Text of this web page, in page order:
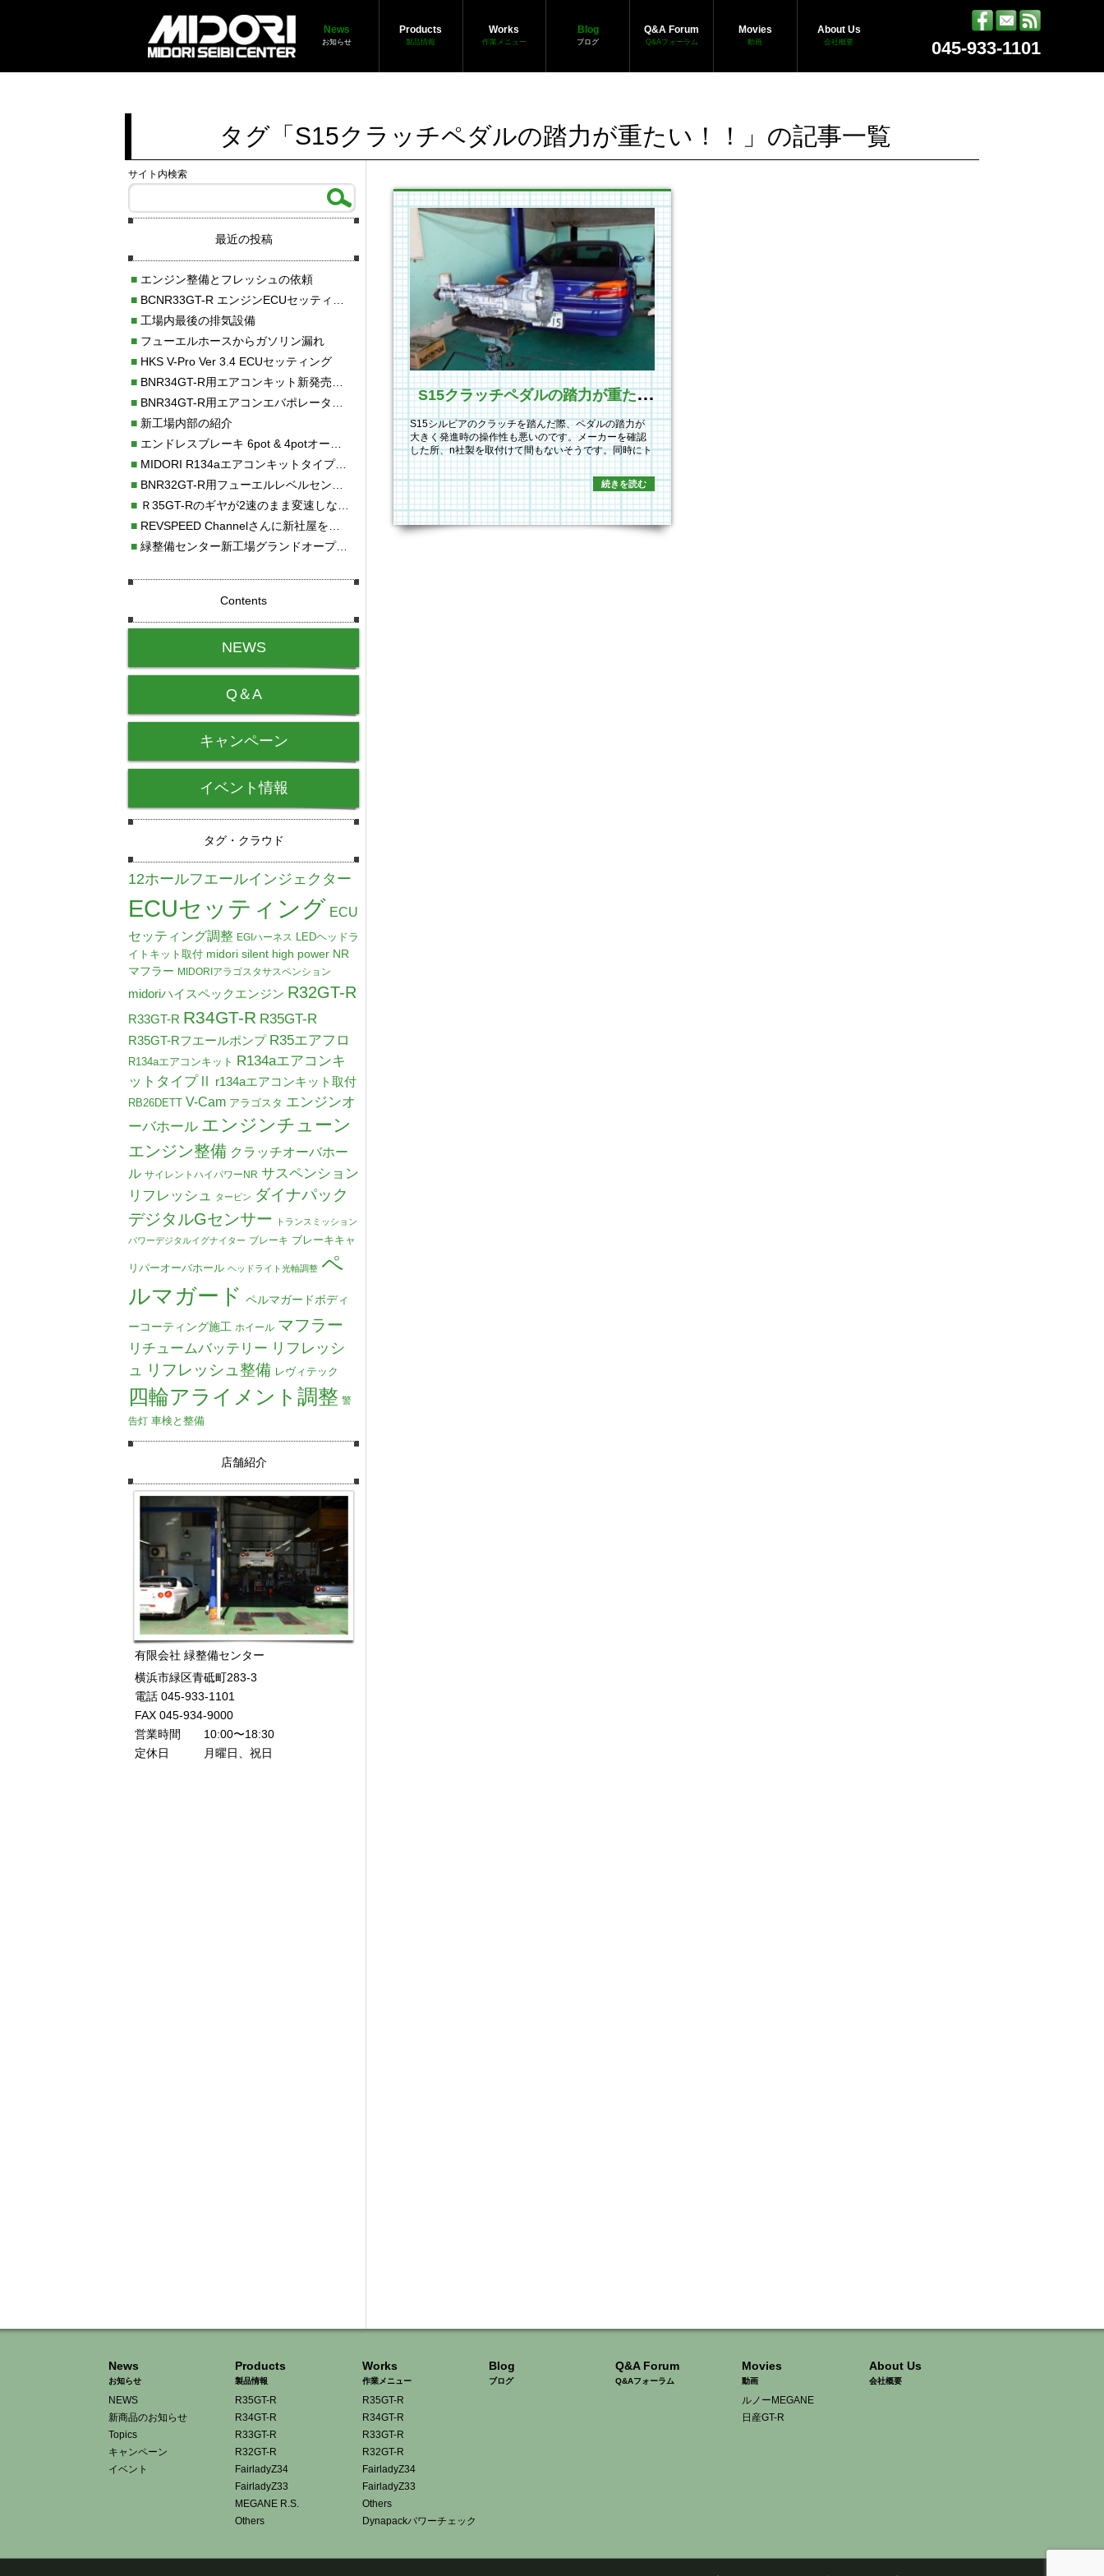
News
お知らせ
Products
製品情報
Works
作業メニュー
Blog
ブログ
Q&A Forum
Q&Aフォーラム
Movies
動画
About Us
会社概要 045-933-1101
タグ「S15クラッチペダルの踏力が重たい！！」の記事一覧
S
15クラッチペダルの踏力が重たい！！
S15シルビアのクラッチを踏んだ際、ペダルの踏力が
大きく発進時の操作性も悪いのです。メーカーを確認
した所、n社製を取付けて間もないそうです。同時にト
ラ…
続きを読む
サイト内検索
最近の投稿
■エンジン整備とフレッシュの依頼
■BCNR33GT-R エンジンECUセッティング調整
■工場内最後の排気設備
■フューエルホースからガソリン漏れ
■HKS V-Pro Ver 3.4 ECUセッティング
■BNR34GT-R用エアコンキット新発売！！
■BNR34GT-R用エアコンエバポレーターを新発売！！
■新工場内部の紹介
■エンドレスブレーキ 6pot & 4potオーバーホール
■MIDORI R134aエアコンキットタイプⅡ取り付け
■BNR32GT-R用フューエルレベルセンサー新発売！！
■Ｒ35GT-Rのギヤが2速のまま変速しない！！
■REVSPEED Channelさんに新社屋を紹介していただきました!!
■緑整備センター新工場グランドオープン・続報
Contents
NEWS
Q＆A
キャンペーン
イベント情報
タグ・クラウド
12ホールフエールインジェクター
ECUセッティング ECU
セッティング調整 EGIハーネス LEDヘッドラ
イトキット取付 midori silent high power NR
マフラー MIDORIアラゴスタサスペンション
midoriハイスペックエンジン R32GT-R
R33GT-R R34GT-R R35GT-R
R35GT-Rフエールポンプ R35エアフロ
R134aエアコンキット R134aエアコンキ
ットタイプⅡ
r134aエアコンキット取付
RB26DETT V-Cam アラゴスタ エンジンオ
ーバホール エンジンチューン
エンジン整備 クラッチオーバホー
ル サイレントハイパワーNR サスペンション
リフレッシュ
タービン ダイナパック
デジタルGセンサー
トランスミッション
パワーデジタルイグナイター ブレーキ ブレーキキャ
リパーオーバホール ヘッドライト光軸調整 ペ
ルマガード ペルマガードボディ
ーコーティング施工 ホイール マフラー
リチュームバッテリー リフレッシ
ュ
リフレッシュ整備 レヴィテック
四輪アライメント調整 警
告灯 車検と整備
店舗紹介
有限会社 緑整備センター
横浜市緑区青砥町283-3
電話 045-933-1101
FAX 045-934-9000
営業時間 10:00〜18:30
定休日 月曜日、祝日
News
お知らせ
NEWS
新商品のお知らせ
Topics
キャンペーン
イベント
Products
製品情報
R35GT-R
R34GT-R
R33GT-R
R32GT-R
FairladyZ34
FairladyZ33
MEGANE R.S.
Others
Works
作業メニュー
R35GT-R
R34GT-R
R33GT-R
R32GT-R
FairladyZ34
FairladyZ33
Others
Dynapackパワーチェック
Blog
ブログ
Q&A Forum
Q&Aフォーラム
Movies
動画
ルノーMEGANE
日産GT-R
About Us
会社概要